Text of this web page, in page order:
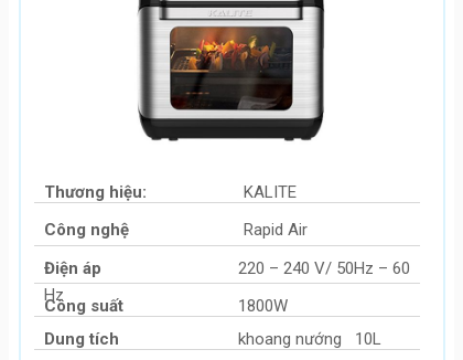
Thương hiệu:
KALITE
Công nghệ Rapid Air
Điện áp
220 – 240 V/ 50Hz – 60
Hz
Công suất
1800W
Dung tích khoang nướng 10L